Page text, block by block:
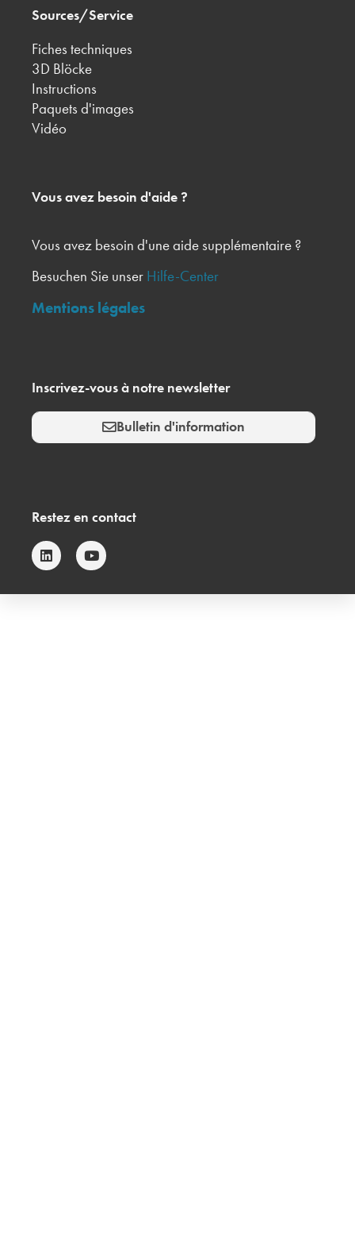
Sources/Service
Fiches techniques
3D Blöcke
Instructions
Paquets d'images
Vidéo
Vous avez besoin d'aide ?
Vous avez besoin d'une aide supplémentaire ?
Besuchen Sie unser Hilfe-Center
Mentions légales
Inscrivez-vous à notre newsletter
Bulletin d'information
Restez en contact